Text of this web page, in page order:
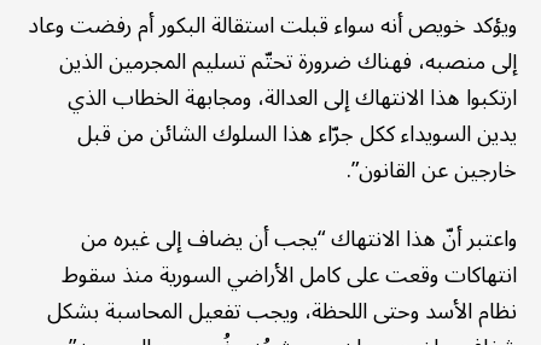
ويؤكد خويص أنه سواء قبلت استقالة البكور أم رفضت وعاد
إلى منصبه، فهناك ضرورة تحتّم تسليم المجرمين الذين
ارتكبوا هذا الانتهاك إلى العدالة، ومجابهة الخطاب الذي
يدين السويداء ككل جرّاء هذا السلوك الشائن من قبل
خارجين عن القانون”.
واعتبر أنّ هذا الانتهاك “يجب أن يضاف إلى غيره من
انتهاكات وقعت على كامل الأراضي السورية منذ سقوط
نظام الأسد وحتى اللحظة، ويجب تفعيل المحاسبة بشكل